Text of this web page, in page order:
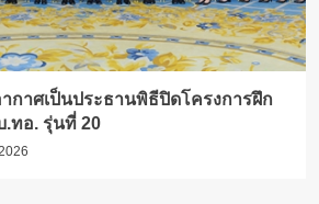
กาศเป็นประธานพิธีปิดโครงการฝึก
ทอ. รุ่นที่ 20